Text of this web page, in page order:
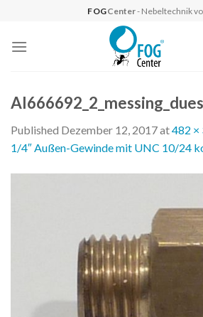
content
FOGCenter- Nebeltechnik
Published Dezember 12, 2017at482 ×
1/4″ Außen-Gewinde mit UNC 10/24